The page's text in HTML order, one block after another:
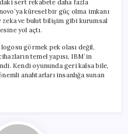
sert rekabete daha fazla
küresel bir güç olma imkanı
zeka ve bulut bilişim gibi kurumsal
yol açtı.
görmek pek olası değil,
temel yapısı, IBM’in
Kendi oyununda geri kalsa bile,
anahtarları insanlığa sunan